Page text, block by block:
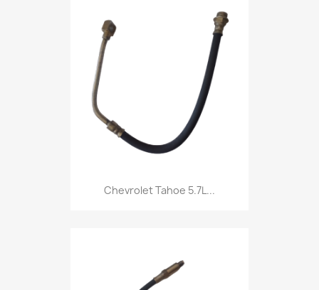
Chevrolet Tahoe 5.7L...